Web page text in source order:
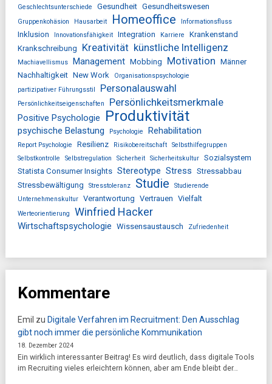
Geschlechtsunterschiede
Gesundheit Gesundheitswesen
Gruppenkohäsion Hausarbeit Homeoffice Informationsfluss
Inklusion Innovationsfähigkeit Integration Karriere
Krankenstand
Krankschreibung
Kreativität künstliche Intelligenz
Machiavellismus Management Mobbing Motivation Männer
Nachhaltigkeit New Work
Organisationspsychologie
partizipativer Führungsstil
Personalauswahl
Persönlichkeitseigenschaften Persönlichkeitsmerkmale
Positive Psychologie Produktivität
psychische Belastung Psychologie Rehabilitation
Report Psychologie Resilienz Risikobereitschaft
Selbsthilfegruppen
Selbstkontrolle
Selbstregulation Sicherheit Sicherheitskultur
Sozialsystem
Statista Consumer Insights Stereotype Stress Stressabbau
Stressbewältigung
Stresstoleranz Studie
Studierende
Unternehmenskultur
Verantwortung Vertrauen Vielfalt
Werteorientierung Winfried Hacker
Wirtschaftspsychologie Wissensaustausch Zufriedenheit
Kommentare
Emil zu Digitale Verfahren im Recruitment: Den Ausschlag
gibt noch immer die persönliche Kommunikation
18. Dezember 2024
Ein wirklich interessanter Beitrag! Es wird deutlich, dass digitale Tools
im Recruiting vieles erleichtern können, aber am Ende bleibt der…